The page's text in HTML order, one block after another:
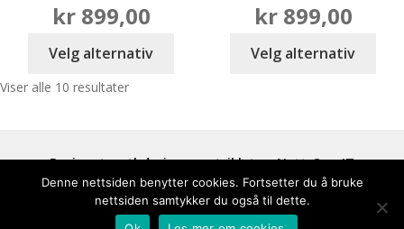
kr899,00
Velg alternativ
kr899,00
Velg alternativ
Viser alle 10 resultater
Designet av tbdesign og utviklet avNett-Opp IT
Denne nettsiden benytter cookies. Fortsetter du å bruke
nettsiden samtykker du også til dette.